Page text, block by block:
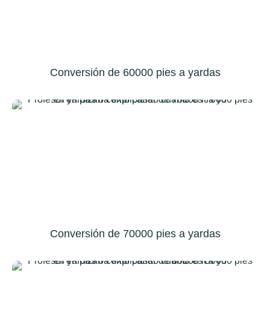
Conversión de 60000 pies a yardas
Conversión de 70000 pies a yardas